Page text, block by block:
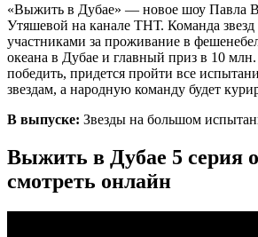
«Выжить в Дубае» — новое шоу Павла
Утяшевой на канале ТНТ. Команда
участниками за проживание в
океана в Дубае и главный приз в 10
победить, придется пройти все
звездам, а народную команду будет
В выпуске: Звезды на большом
Выжить в Дубае 5 серия
смотреть онлайн